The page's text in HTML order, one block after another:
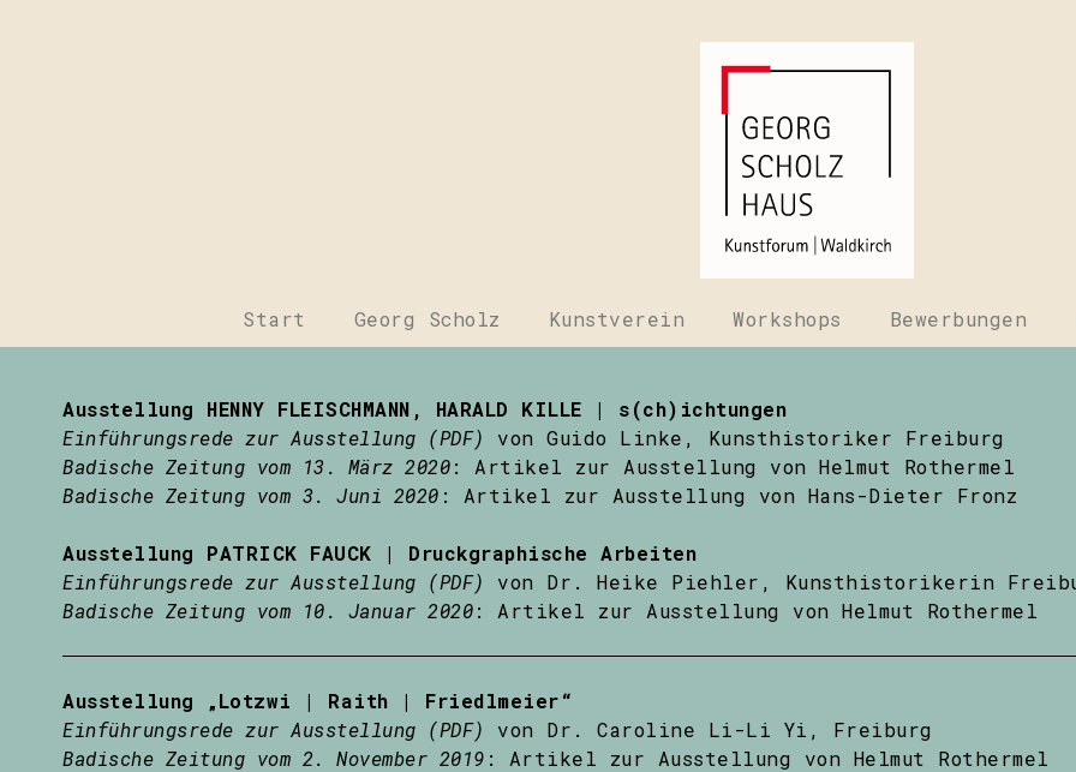
Start Georg Scholz Kunstverein Workshops Bewerbungen
Ausstellung HENNY FLEISCHMANN, HARALD KILLE | s(ch)ichtungen
Einführungsrede zur Ausstellung (PDF)
von Guido Linke, Kunsthistoriker Freiburg
Badische Zeitung vom 13. März 2020: Artikel zur Ausstellung von Helmut Rothermel
Badische Zeitung vom 3. Juni 2020 : Artikel zur Ausstellung von Hans-Dieter Fronz
Ausstellung PATRICK FAUCK | Druckgraphische Arbeiten
Einführungsrede zur Ausstellung (PDF)
von Dr. Heike Piehler, Kunsthistorikerin
Badische Zeitung vom 10. Januar 2020: Artikel zur Ausstellung von Helmut Rothermel
Ausstellung „Lotzwi | Raith | Friedlmeier“
Einführungsrede zur Ausstellung (PDF)
von Dr. Caroline Li-Li Yi, Freiburg
Badische Zeitung vom 2. November 2019 : Artikel zur Ausstellung von Helmut Rothermel